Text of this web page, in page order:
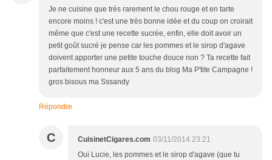
Je ne cuisine que très rarement le chou rouge et en tarte
encore moins ! c'est une très bonne idée et du coup on croirait
même que c'est une recette sucrée, enfin, elle doit avoir un
petit goût sucré je pense car les pommes et le sirop d'agave
doivent apporter une petite touche douce non ? Ta recette fait
parfaitement honneur aux 5 ans du blog Ma P'tite Campagne !
gros bisous ma Sssandy
Répondre
C CuisinetCigares.com 03/11/2014 23:21
Oui Lucie, les pommes et le sirop d'agave (que tu